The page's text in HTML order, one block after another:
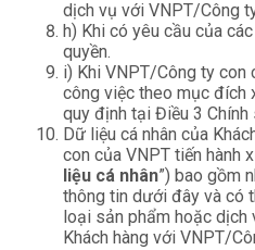
dịch vụ với VNPT/Công
h) Khi có yêu cầu của
quyền.
i) Khi VNPT/Công ty con
công việc theo mục đích
quy định tại Điều 3 Chính
Dữ liệu cá nhân của
con của VNPT tiến hành
liệu cá nhân”) bao gồm
thông tin dưới đây và có
loại sản phẩm hoặc dịch
Khách hàng với VNPT/